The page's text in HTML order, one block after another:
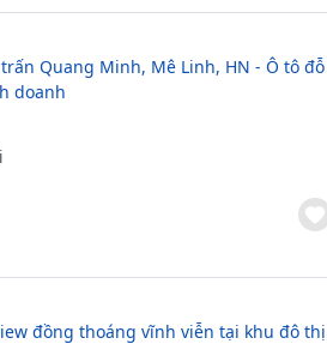
Quang Minh, Mê Linh, HN - Ô tô đỗ
doanh
đồng thoáng vĩnh viễn tại khu đô thị